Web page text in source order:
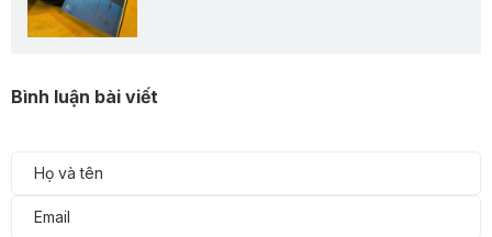
Bình luận bài viết